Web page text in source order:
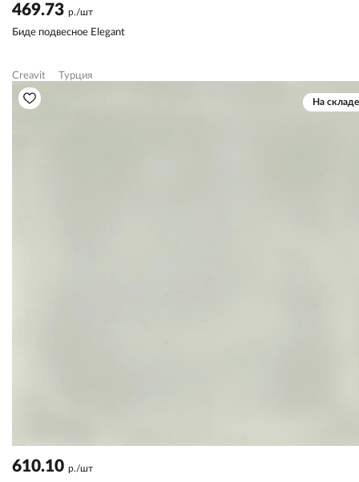
469.73 р./шт
Биде подвесное Elegant
Creavit Турция
На складе
610.10 р./шт